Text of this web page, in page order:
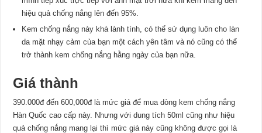
hiệu quả chống nắng lên đến 95%.
Kem chống nắng này khá lành tính, có thể sử dụng luôn cho làn
da mặt nhạy cảm của bạn một cách yên tâm và nó cũng có thể
trở thành kem chống nắng hằng ngày của bạn nữa.
Giá thành
390.000đ đến 600,000đ là mức giá để mua dòng kem chống nắng
Hàn Quốc cao cấp này. Nhưng với dung tích 50ml cũng như hiệu
quả chống nắng mang lại thì mức giá này cũng không được gọi là